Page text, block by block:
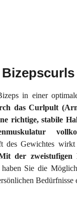
in einer
das Curlpult
richtige, stabile
des Gewichtes wirkt
der zweistufigen
Sie die
Bedürfnisse